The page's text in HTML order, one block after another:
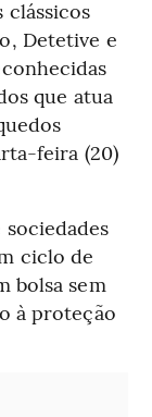
clássicos
Detetive e
que atua
feira (20)
ciclo de
bolsa sem
à proteção